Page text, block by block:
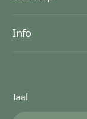
Info
Taal